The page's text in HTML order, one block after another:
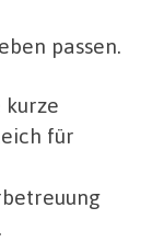
passen.
kurze
für